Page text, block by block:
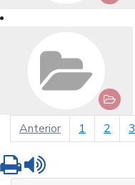
Anteriorpágina anterior
1 2 3
Imprimir